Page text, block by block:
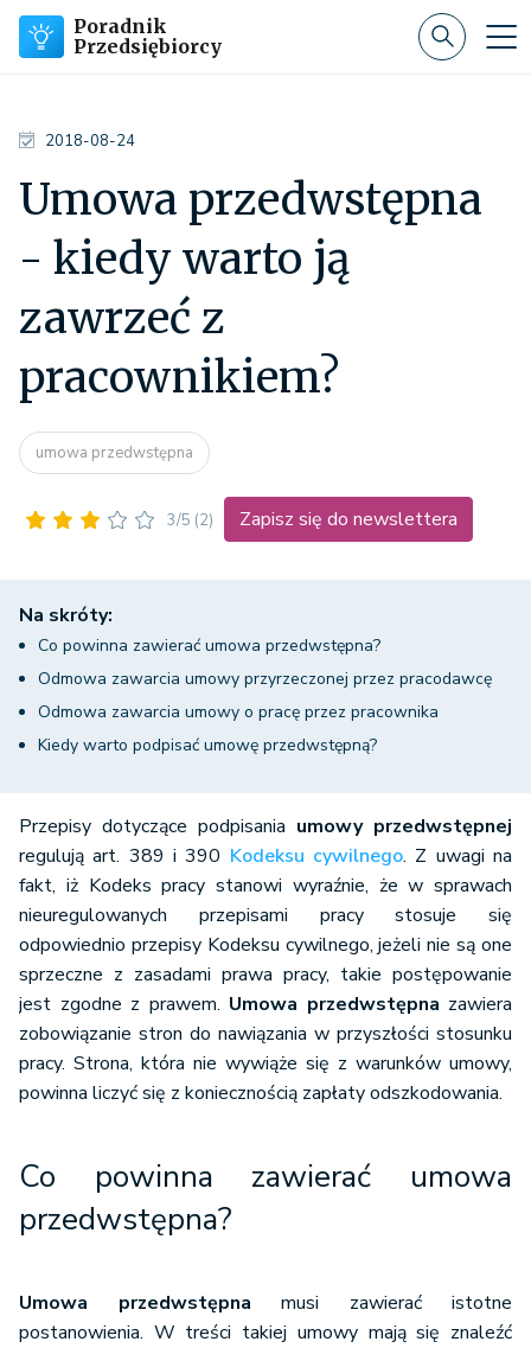
Poradnik
Przedsiębiorcy
2018-08-24
Umowa przedwstępna
- kiedy warto ją
zawrzeć z
pracownikiem?
umowa przedwstępna
3/5 (2) Zapisz się do newslettera
Na skróty:
Co powinna zawierać umowa przedwstępna?
Odmowa zawarcia umowy przyrzeczonej przez pracodawcę
Odmowa zawarcia umowy o pracę przez pracownika
Kiedy warto podpisać umowę przedwstępną?
Przepisy dotyczące podpisania umowy przedwstępnej
regulują art. 389 i 390 Kodeksu cywilnego. Z uwagi na
fakt, iż Kodeks pracy stanowi wyraźnie, że w sprawach
nieuregulowanych przepisami pracy stosuje się
odpowiednio przepisy Kodeksu cywilnego, jeżeli nie są one
sprzeczne z zasadami prawa pracy, takie postępowanie
jest zgodne z prawem. Umowa przedwstępna zawiera
zobowiązanie stron do nawiązania w przyszłości stosunku
pracy. Strona, która nie wywiąże się z warunków umowy,
powinna liczyć się z koniecznością zapłaty odszkodowania.
Co powinna zawierać umowa
przedwstępna?
Umowa przedwstępna musi zawierać istotne
postanowienia. W treści takiej umowy mają się znaleźć